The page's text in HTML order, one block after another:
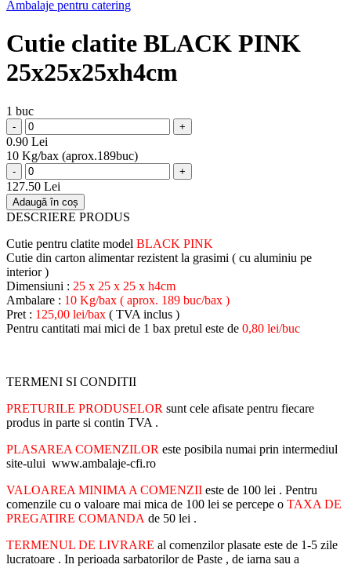
Ambalaje pentru catering
Cutie clatite BLACK PINK
25x25x25xh4cm
1 buc
- +
0.90 Lei
10 Kg/bax (aprox.189buc)
- +
127.50 Lei
Adaugă în coș
DESCRIERE PRODUS
Cutie pentru clatite model BLACK PINK
Cutie din carton alimentar rezistent la grasimi ( cu aluminiu pe
interior )
Dimensiuni : 25 x 25 x 25 x h4cm
Ambalare : 10 Kg/bax ( aprox. 189 buc/bax )
Pret : 125,00 lei/bax ( TVA inclus )
Pentru cantitati mai mici de 1 bax pretul este de 0,80 lei/buc
TERMENI SI CONDITII
PRETURILE PRODUSELOR sunt cele afisate pentru fiecare
produs in parte si contin TVA .
PLASAREA COMENZILOR este posibila numai prin intermediul
site-ului www.ambalaje-cfi.ro
VALOAREA MINIMA A COMENZII este de 100 lei . Pentru
comenzile cu o valoare mai mica de 100 lei se percepe o TAXA DE
PREGATIRE COMANDA de 50 lei .
TERMENUL DE LIVRARE al comenzilor plasate este de 1-5 zile
lucratoare . In perioada sarbatorilor de Paste , de iarna sau a